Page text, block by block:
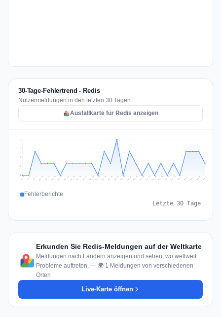
30-Tage-Fehlertrend - Redis
Nutzermeldungen in den letzten 30 Tagen
Ausfallkarte für Redis anzeigen
1
2
2
3
Jul 7 Jul 8 Jul 9 Jul 10 Jul 11 Jul 12 Jul 13 Jul 14 Jul 15 Jul 16 Jul 17 Jul 18 Jul 19 Jul 20 Jul 21 Jul 22 Jul 23 Jul 24 Jul 25 Jul 26 Jul 27 Jul 28 Jul 29 Jul 30 Jul 31 Aug 1 Aug 2 Aug 3 Aug 4 Aug 5
Fehlerberichte
Letzte 30 Tage
Erkunden Sie Redis-Meldungen auf der Weltkarte
Meldungen nach Ländern anzeigen und sehen, wo weltweit
Probleme auftreten. — 🌍 1 Meldungen von verschiedenen
Orten
Live-Karte öffnen